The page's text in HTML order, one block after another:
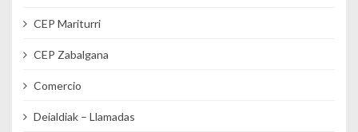
CEP Mariturri
CEP Zabalgana
Comercio
Deialdiak – Llamadas